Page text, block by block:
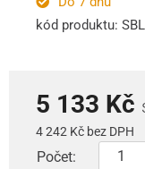
kód produktu:
5 133 Kč
4 242 Kč bez DPH
Počet: